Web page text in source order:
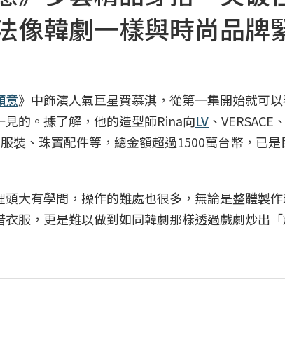
像韓劇一樣與時尚品牌
意》中飾演人氣巨星費慕淇，從第一集開始就可
的。據了解，他的造型師Rina向LV 、VERSACE
裝、珠寶配件等，總金額超過1500萬台幣，已
頭大有學問，操作的難處也很多，無論是整體製
服，更是難以做到如同韓劇那樣透過戲劇炒出